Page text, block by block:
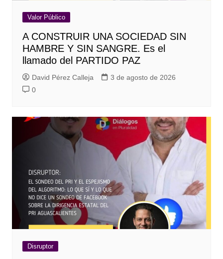
Valor Público
A CONSTRUIR UNA SOCIEDAD SIN
HAMBRE Y SIN SANGRE. Es el
llamado del PARTIDO PAZ
David Pérez Calleja
3 de agosto de 2026
0
Disruptor